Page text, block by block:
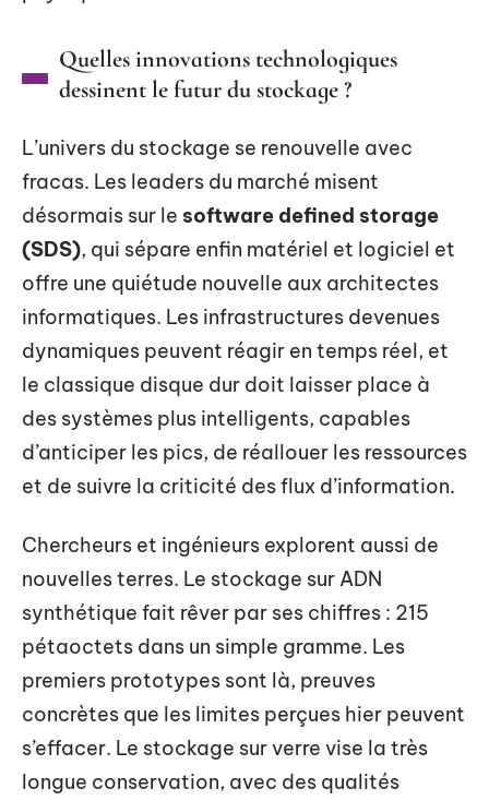
Quelles innovations technologiques
dessinent le futur du stockage ?
L’univers du stockage se renouvelle avec
fracas. Les leaders du marché misent
désormais sur le software defined storage
(SDS), qui sépare enfin matériel et logiciel et
offre une quiétude nouvelle aux architectes
informatiques. Les infrastructures devenues
dynamiques peuvent réagir en temps réel, et
le classique disque dur doit laisser place à
des systèmes plus intelligents, capables
d’anticiper les pics, de réallouer les ressources
et de suivre la criticité des flux d’information.
Chercheurs et ingénieurs explorent aussi de
nouvelles terres. Le stockage sur ADN
synthétique fait rêver par ses chiffres : 215
pétaoctets dans un simple gramme. Les
premiers prototypes sont là, preuves
concrètes que les limites perçues hier peuvent
s’effacer. Le stockage sur verre vise la très
longue conservation, avec des qualités